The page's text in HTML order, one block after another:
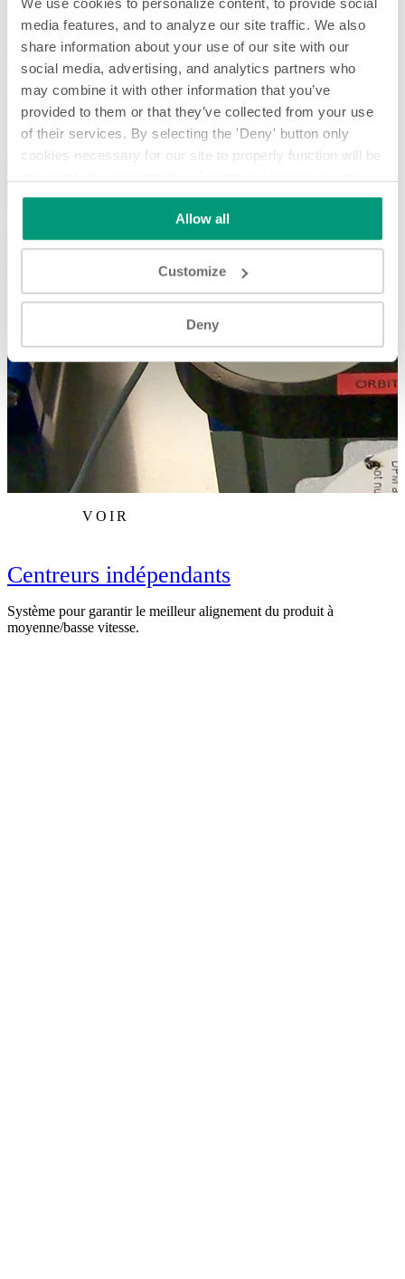
We use cookies to personalize content, to provide social
media features, and to analyze our site traffic. We also
share information about your use of our site with our
social media, advertising, and analytics partners who
may combine it with other information that you’ve
provided to them or that they’ve collected from your use
of their services. By selecting the 'Deny' button only
cookies necessary for our site to properly function will be
choose the individual categories of cookies you want to
Read the complete cookie policy.
Allow all
Customize
Deny
VOIR
Centreurs indépendants
Système pour garantir le meilleur alignement du produit à
moyenne/basse vitesse.